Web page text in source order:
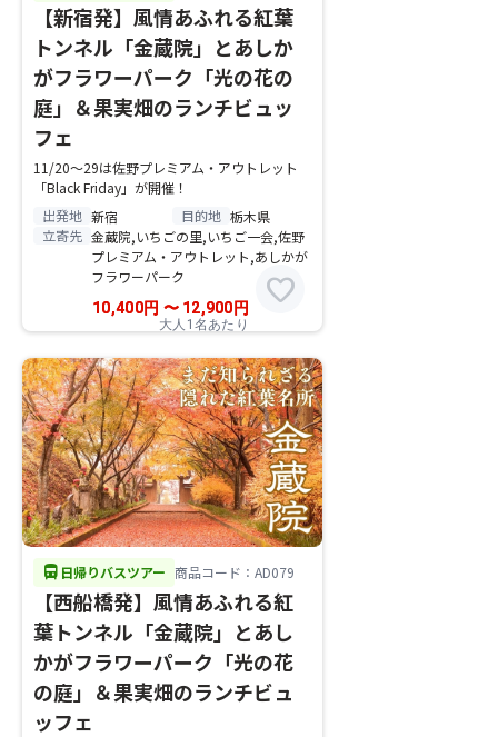
【新宿発】風情あふれる紅葉
トンネル「金蔵院」とあしか
がフラワーパーク「光の花の
庭」＆果実畑のランチビュッ
フェ
11/20～29は佐野プレミアム・アウトレット
「Black Friday」が開催！
出発地 新宿 目的地 栃木県
立寄先 金蔵院,いちごの里,いちご一会,佐野
プレミアム・アウトレット,あしかが
フラワーパーク
10,400円 〜12,900 円
大人1名あたり
favorite
directions_bus 日帰りバスツアー 商品コード：AD079
【西船橋発】風情あふれる紅
葉トンネル「金蔵院」とあし
かがフラワーパーク「光の花
の庭」＆果実畑のランチビュ
ッフェ